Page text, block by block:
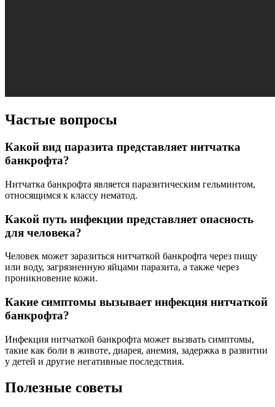
Частые вопросы
Какой вид паразита представляет нитчатка
банкрофта?
Нитчатка банкрофта является паразитическим гельминтом,
относящимся к классу нематод.
Какой путь инфекции представляет опасность
для человека?
Человек может заразиться нитчаткой банкрофта через пищу
или воду, загрязненную яйцами паразита, а также через
проникновение кожи.
Какие симптомы вызывает инфекция нитчаткой
банкрофта?
Инфекция нитчаткой банкрофта может вызвать симптомы,
такие как боли в животе, диарея, анемия, задержка в развитии
у детей и другие негативные последствия.
Полезные советы